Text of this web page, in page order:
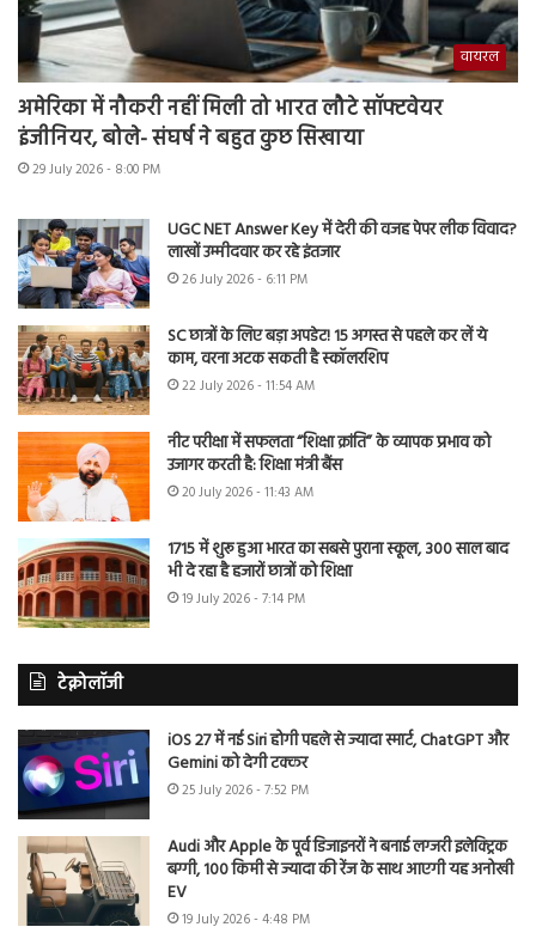
वायरल
अमेरिका में नौकरी नहीं मिली तो भारत लौटे सॉफ्टवेयर
इंजीनियर, बोले- संघर्ष ने बहुत कुछ सिखाया
29 July 2026 - 8:00 PM
UGC NET Answer Key में देरी की वजह पेपर लीक विवाद?
लाखों उम्मीदवार कर रहे इंतजार
26 July 2026 - 6:11 PM
SC छात्रों के लिए बड़ा अपडेट! 15 अगस्त से पहले कर लें ये
काम, वरना अटक सकती है स्कॉलरशिप
22 July 2026 - 11:54 AM
नीट परीक्षा में सफलता “शिक्षा क्रांति” के व्यापक प्रभाव को
उजागर करती है: शिक्षा मंत्री बैंस
20 July 2026 - 11:43 AM
1715 में शुरू हुआ भारत का सबसे पुराना स्कूल, 300 साल बाद
भी दे रहा है हजारों छात्रों को शिक्षा
19 July 2026 - 7:14 PM
टेक्नोलॉजी
iOS 27 में नई Siri होगी पहले से ज्यादा स्मार्ट, ChatGPT और
Gemini को देगी टक्कर
25 July 2026 - 7:52 PM
Audi और Apple के पूर्व डिजाइनरों ने बनाई लग्जरी इलेक्ट्रिक
बग्गी, 100 किमी से ज्यादा की रेंज के साथ आएगी यह अनोखी
EV
19 July 2026 - 4:48 PM